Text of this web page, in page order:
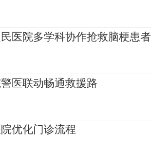
医院多学科协作抢救脑梗患者
医联动畅通救援路
优化门诊流程